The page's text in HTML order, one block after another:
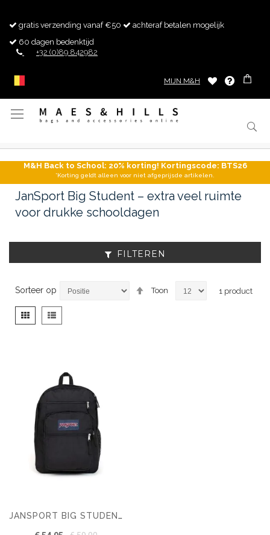
gratis verzending vanaf €50
achteraf betalen mogelijk
60 dagen bedenktijd
+32 (0)89 842982
MIJN M&H
Toggle
M&H Back to School: 20% korting! Kortingscode: BTS26
*Korting geldt alleen voor niet afgeprijsde artikelen.
JanSport Big Student – extra veel ruimte
voor drukke schooldagen
FILTEREN
Sorteer op
Van
Toon 1product
Tonen
als
Foto-
tabel
Lijst
JANSPORT BIG STUDENT RUGZAK